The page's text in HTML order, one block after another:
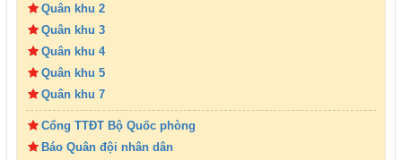
Quân khu 2
Quân khu 3
Quân khu 4
Quân khu 5
Quân khu 7
Cổng TTĐT Bộ Quốc phòng
Báo Quân đội nhân dân